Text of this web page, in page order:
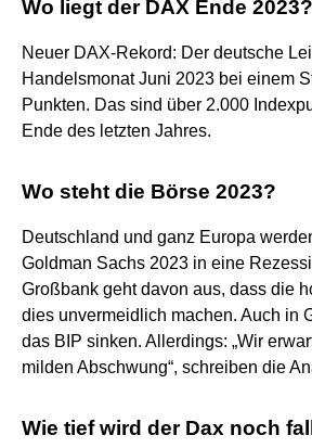
Wo liegt der DAX Ende 2023?
Neuer DAX-Rekord: Der deutsche
Handelsmonat Juni 2023 bei einem
Punkten. Das sind über 2.000
Ende des letzten Jahres.
Wo steht die Börse 2023?
Deutschland und ganz Europa
Goldman Sachs 2023 in eine
Großbank geht davon aus, dass die
dies unvermeidlich machen. Auch in
das BIP sinken. Allerdings: „Wir
milden Abschwung“, schreiben die
Wie tief wird der Dax noch